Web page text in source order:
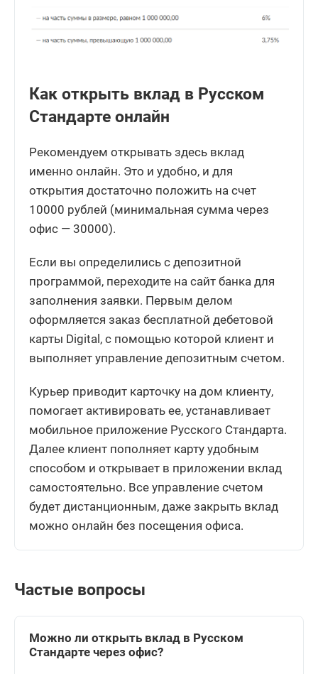
Как открыть вклад в Русском
Стандарте онлайн
Рекомендуем открывать здесь вклад
именно онлайн. Это и удобно, и для
открытия достаточно положить на счет
10000 рублей (минимальная сумма через
офис — 30000).
Если вы определились с депозитной
программой, переходите на сайт банка для
заполнения заявки. Первым делом
оформляется заказ бесплатной дебетовой
карты Digital, с помощью которой клиент и
выполняет управление депозитным счетом.
Курьер приводит карточку на дом клиенту,
помогает активировать ее, устанавливает
мобильное приложение Русского Стандарта.
Далее клиент пополняет карту удобным
способом и открывает в приложении вклад
самостоятельно. Все управление счетом
будет дистанционным, даже закрыть вклад
можно онлайн без посещения офиса.
Частые вопросы
Можно ли открыть вклад в Русском
Стандарте через офис?